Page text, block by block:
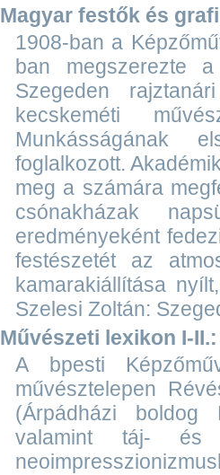
Magyar festők és
1908-ban a
ban megszerezte
Szegeden
kecskeméti
Munkásságának
foglalkozott.
meg a számára
csónakházak
eredményeként
festészetét az
kamarakiállítása
Szelesi Zoltán:
Művészeti lexikon I-II.:
A bpesti
művésztelepen
(Árpádházi boldog
valamint táj- és